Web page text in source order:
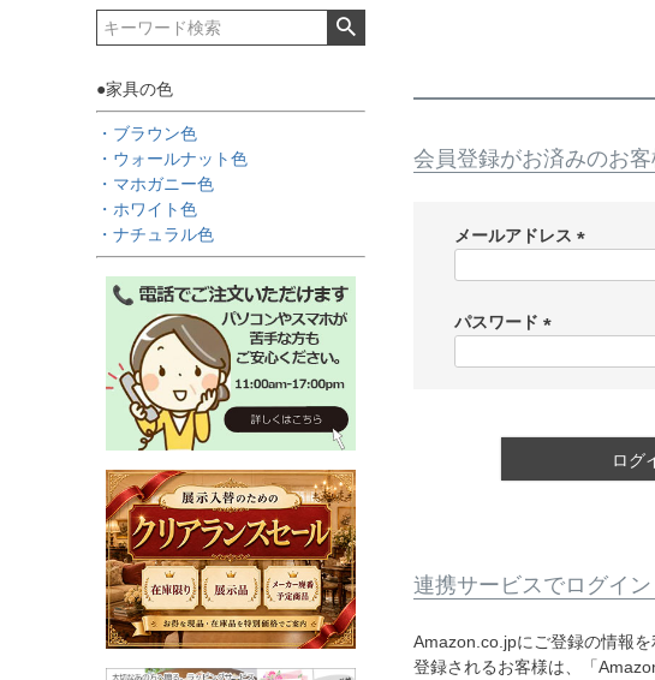
●家具の色
・ブラウン色
・ウォールナット色
・マホガニー色
・ホワイト色
・ナチュラル色
会員登録がお済みのお客
メールアドレス
)
パスワード
ログ
連携サービスでログイ
Amazon.co.jpにご登録の情報
登録されるお客様は、「